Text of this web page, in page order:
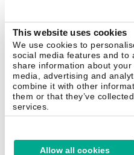
This website uses cookies
We use cookies to
social media features and to
share information about
media, advertising and
combine it with other
them or that they’ve
services.
Allow all cookies
京ICP备12053225号
京公网安备
联系我们 关于我们 合作伙伴 Blog
Securelist Eugene Personal Blog